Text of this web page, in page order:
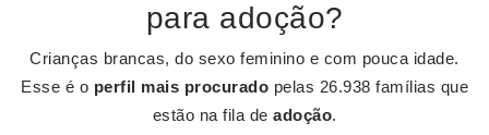
para adoção?
Crianças brancas, do sexo feminino e com pouca idade.
Esse é o perfil mais procurado pelas 26.938 famílias que
estão na fila de adoção.